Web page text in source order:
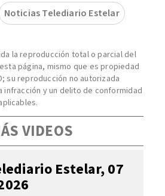
Noticias Telediario Estelar
la reproducción total o parcial del
página, mismo que es propiedad
su reproducción no autorizada
infracción y un delito de conformidad
VIDEOS
Estelar, 07